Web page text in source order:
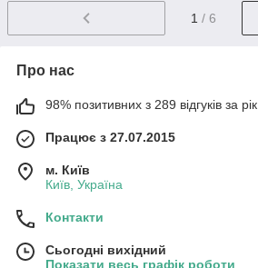
1 / 6
Про нас
98% позитивних з 289 відгуків за рік
Працює з 27.07.2015
м. Київ
Київ, Україна
Контакти
Сьогодні вихідний
Показати весь графік роботи